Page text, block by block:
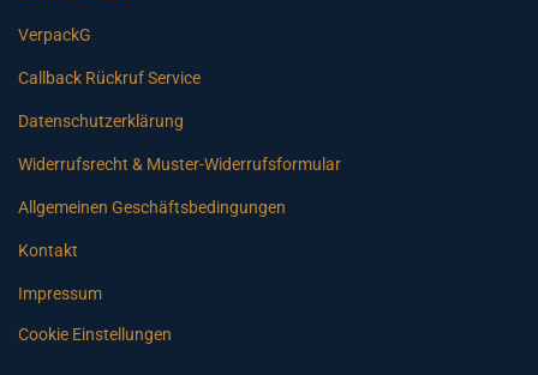
VerpackG
Callback Rückruf Service
Datenschutzerklärung
Widerrufsrecht & Muster-Widerrufsformular
Allgemeinen Geschäftsbedingungen
Kontakt
Impressum
Cookie Einstellungen